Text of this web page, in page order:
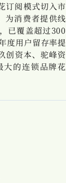
订阅模式切入市
为消费者提供线
已覆盖超过300
度用户留存率提
创资本、驼峰资
的连锁品牌花